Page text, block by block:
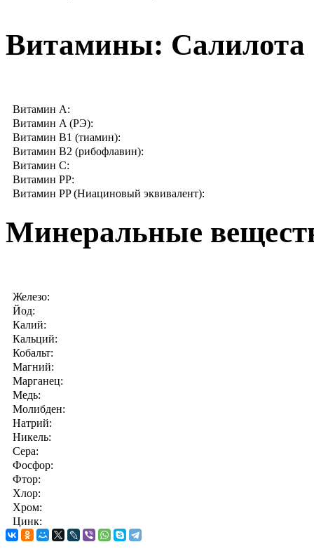
Витамины: Салилота
Витамин A:
Витамин A (РЭ):
Витамин B1 (тиамин):
Витамин B2 (рибофлавин):
Витамин C:
Витамин PP:
Витамин PP (Ниациновый эквивалент):
Минеральные
Железо:
Йод:
Калий:
Кальций:
Кобальт:
Магний:
Марганец:
Медь:
Молибден:
Натрий:
Никель:
Сера:
Фосфор:
Фтор:
Хлор:
Хром:
Цинк: